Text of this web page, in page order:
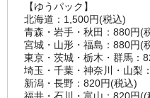
【ゆうパック】
北海道：1,500円(税込)
青森・岩手・秋田：880円(
宮城・山形・福島：880円(
東京・茨城・栃木・群馬：
埼玉・千葉・神奈川・山梨
新潟・長野：820円(税込)